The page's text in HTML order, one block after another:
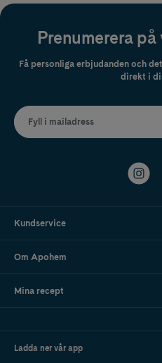
Prenumerera
Få personliga erbjudanden och
direkt i
Fyll i mailadress
Kundservice
Om Apohem
Mina recept
Ladda ner vår app